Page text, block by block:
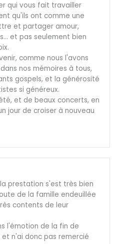
qui vous fait travailler
qu'ils ont comme une
et partager amour,
et pas seulement bien
comme nous l'avons
nos mémoires à tous,
gospels, et la générosité
si généreux.
et de beaux concerts, en
jour de croiser à nouveau
prestation s'est très bien
de la famille endeuillée
contents de leur
l'émotion de la fin de
n'ai donc pas remercié